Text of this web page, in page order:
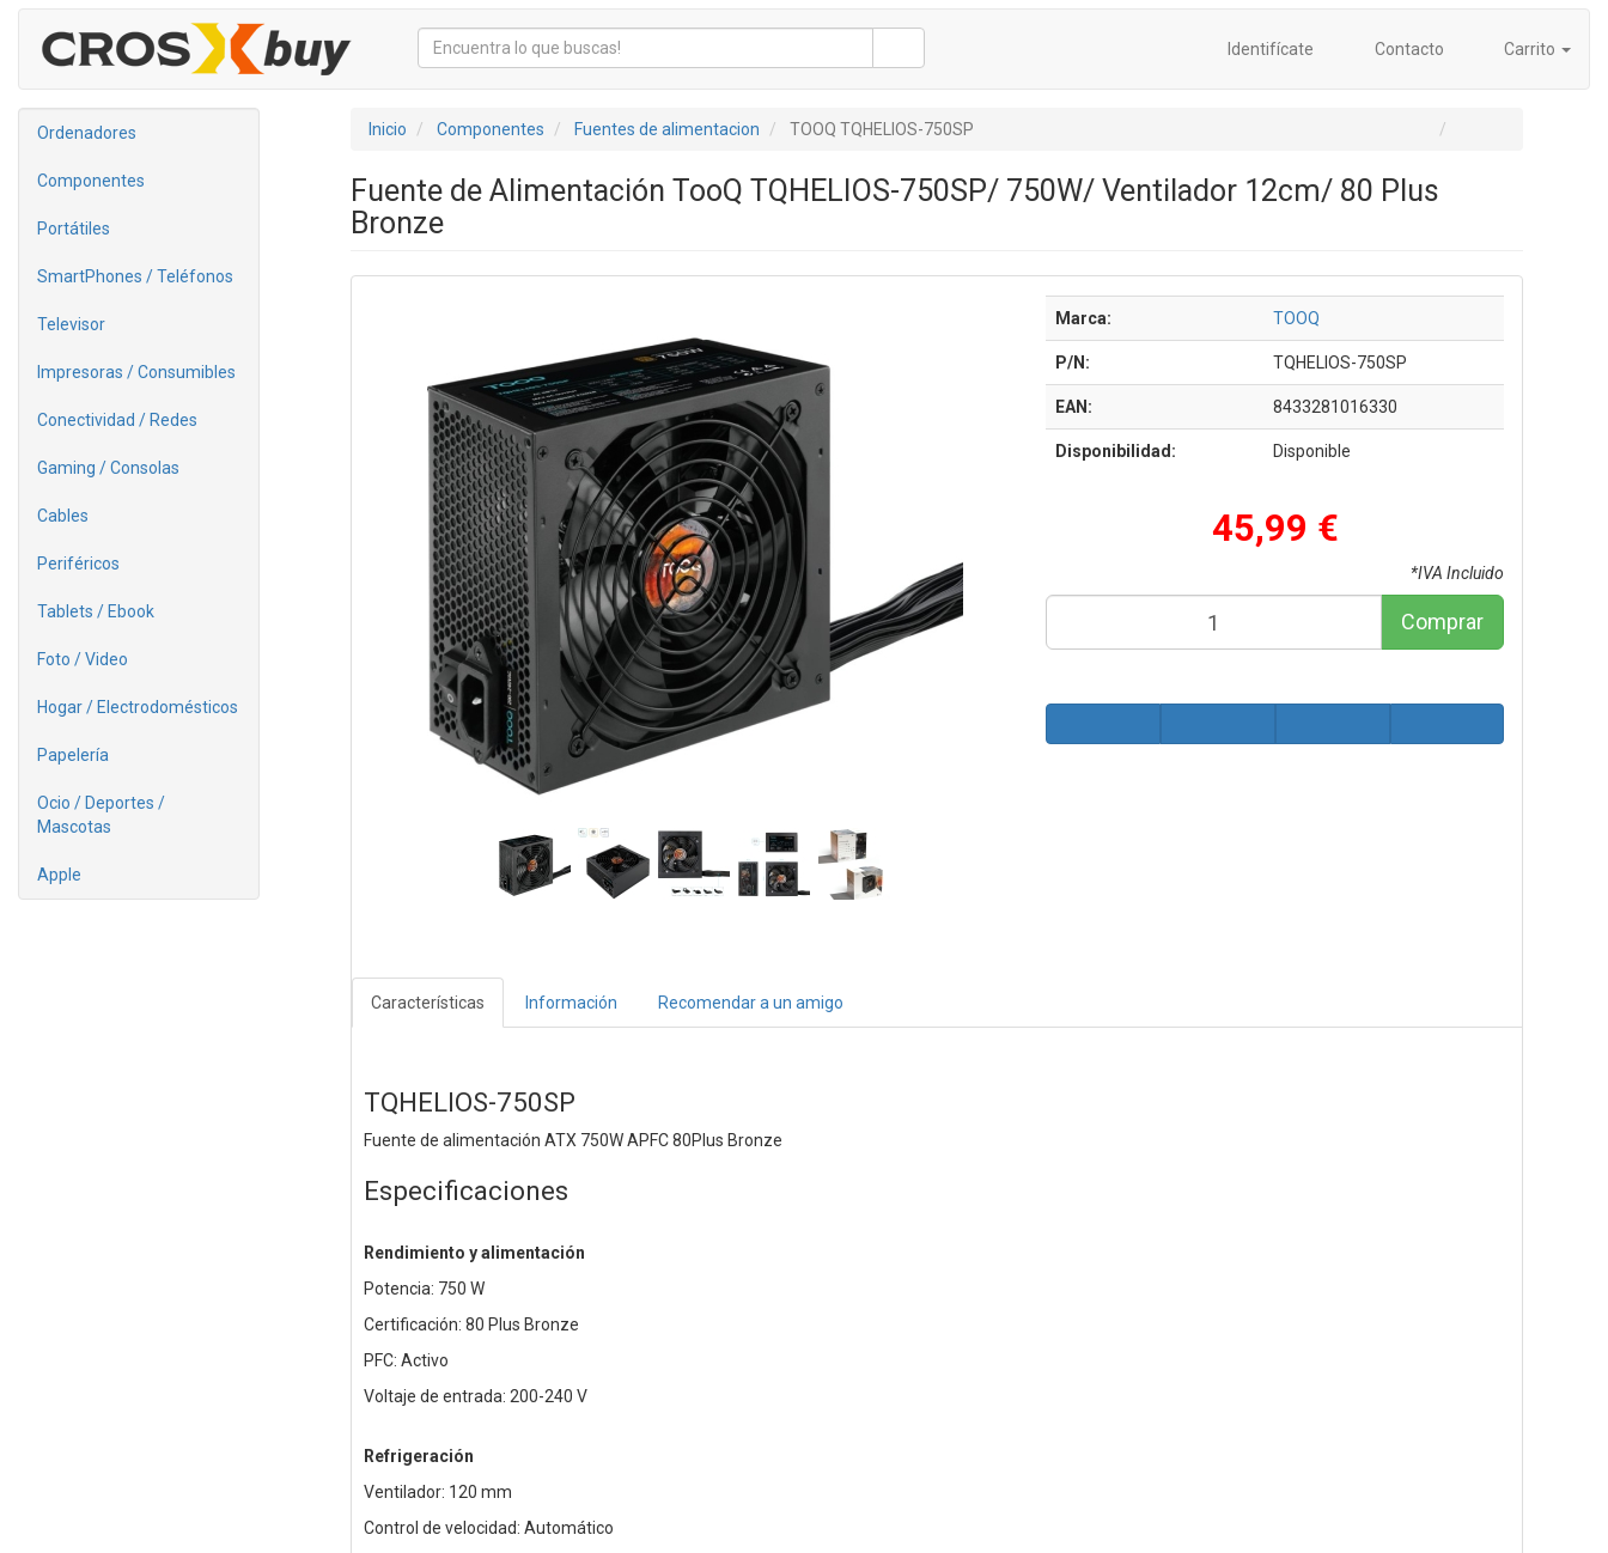
Identifícate Contacto Carrito
Ordenadores
Componentes
Portátiles
SmartPhones / Teléfonos
Televisor
Impresoras / Consumibles
Conectividad / Redes
Gaming / Consolas
Cables
Periféricos
Tablets / Ebook
Foto / Video
Hogar / Electrodomésticos
Papelería
Ocio / Deportes /
Mascotas
Apple
Inicio Componentes Fuentes de alimentacion TOOQ TQHELIOS-750SP
Fuente de Alimentación TooQ TQHELIOS-750SP/ 750W/ Ventilador 12cm/ 80 Plus
Bronze
Marca: TOOQ
P/N: TQHELIOS-750SP
EAN: 8433281016330
Disponibilidad: Disponible
45,99 €
*IVA Incluido
Comprar
Características Información Recomendar a un amigo
TQHELIOS-750SP
Fuente de alimentación ATX 750W APFC 80Plus Bronze
Especificaciones
Rendimiento y alimentación
Potencia: 750 W
Certificación: 80 Plus Bronze
PFC: Activo
Voltaje de entrada: 200-240 V
Refrigeración
Ventilador: 120 mm
Control de velocidad: Automático